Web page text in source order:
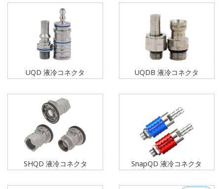
UQD 液冷コネクタ UQDB 液冷コネクタ
SHQD 液冷コネクタ SnapQD 液冷コネクタ